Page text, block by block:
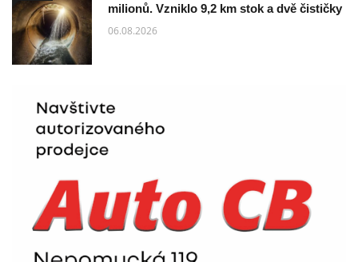
milionů. Vzniklo 9,2 km stok a dvě čističky
06.08.2026